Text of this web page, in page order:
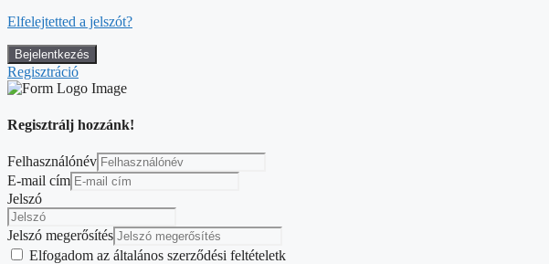
Elfelejtetted a jelszót?
Regisztráció
Regisztrálj hozzánk!
Felhasználónév
E-mail cím
Jelszó
Jelszó megerősítés
Elfogadom az általános szerződési feltételetk